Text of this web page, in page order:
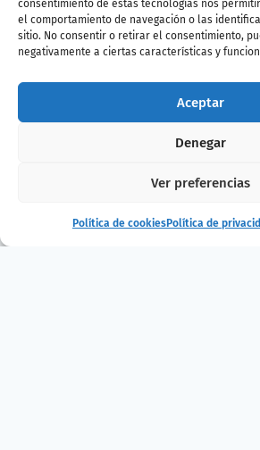
consentimiento de estas tecnologías nos
el comportamiento de navegación o las
sitio. No consentir o retirar el consentimiento,
negativamente a ciertas características y
Aceptar
Denegar
Ver preferencias
Política de cookiesPolítica de
responsabilidad añadida, ya
asociación establece altos
cuidado animal y la
especies en peligro de
Este reconocimientorefuerza
compromiso del BIOPARC
con la excelencia y la
prácticas diariasy nos
con los mejores acuarios y
Europa, compartir
recursos, y seguir mejorando